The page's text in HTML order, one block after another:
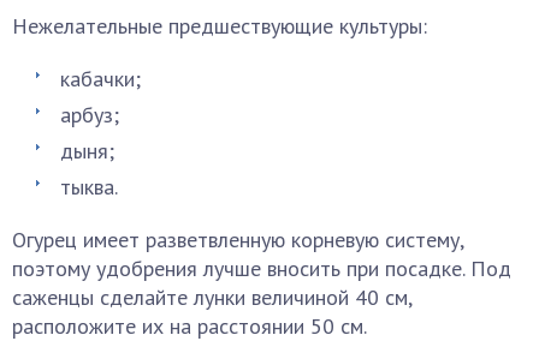
Нежелательные предшествующие культуры:
кабачки;
арбуз;
дыня;
тыква.
Огурец имеет разветвленную корневую систему,
поэтому удобрения лучше вносить при посадке. Под
саженцы сделайте лунки величиной 40 см,
расположите их на расстоянии 50 см.